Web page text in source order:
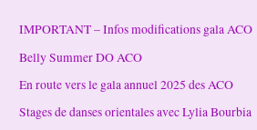
IMPORTANT – Infos modifications gala ACO
Belly Summer DO ACO
En route vers le gala annuel 2025 des ACO
Stages de danses orientales avec Lylia Bourbia